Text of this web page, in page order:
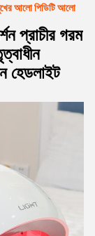
মুখের আলো পিডিটি আলো
প্রাচীর গরম
হেডলাইট